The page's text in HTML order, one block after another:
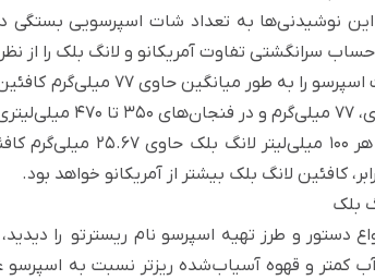
این نوشیدنی‌ها به تعداد شات اسپرسویی بستگی
حساب سرانگشتی تفاوت آمریکانو و لانگ بلک را از
با توجه به اینکه یک ۱ شات
کافئین لانگ بلک بیشتر از آمریکانو خواهد بود.
بلک
دستور و طرز تهیه اسپرسو
کمتر و قهوه آسیاب‌شده ریزتر نسبت به اسپرسو